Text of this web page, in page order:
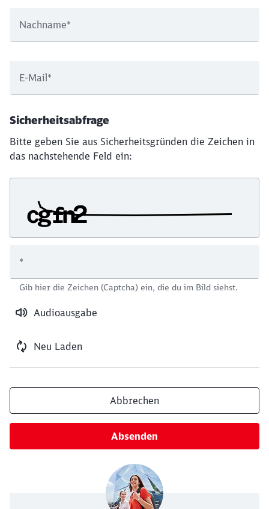
Nachname*
E-Mail*
Sicherheitsabfrage
Bitte geben Sie aus Sicherheitsgründen die Zeichen in
das nachstehende Feld ein:
Audioausgabe
Neu Laden
*
Gib hier die Zeichen (Captcha) ein, die du im Bild siehst.
Abbrechen
Absenden
Schließen
Möchten Sie zuweitergeleitet